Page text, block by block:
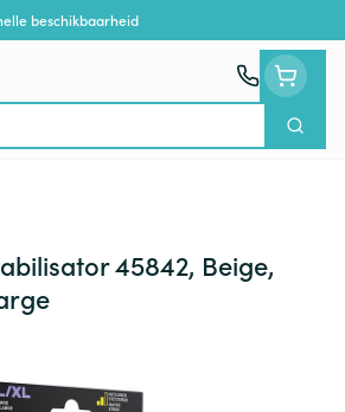
beschikbaarheid
Zoek
45842, Beige,